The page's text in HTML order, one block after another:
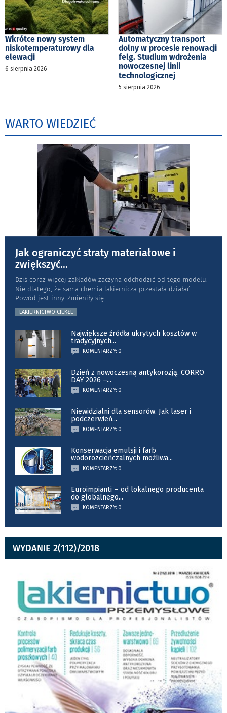
Wkrótce nowy system
niskotemperaturowy dla
elewacji
6 sierpnia 2026
Automatyczny transport
dolny w procesie renowacji
felg. Studium wdrożenia
nowoczesnej linii
technologicznej
5 sierpnia 2026
WARTO WIEDZIEĆ
Jak ograniczyć straty materiałowe i
zwiększyć...
Dziś coraz więcej zakładów zaczyna odchodzić od tego modelu.
Nie dlatego, że sama chemia lakiernicza przestała działać.
Powód jest inny. Zmieniły się...
LAKIERNICTWO CIEKŁE
Największe źródła ukrytych kosztów w
tradycyjnych...
KOMENTARZY: 0
Dzień z nowoczesną antykorozją. CORRO
DAY 2026 –...
KOMENTARZY: 0
Niewidzialni dla sensorów. Jak laser i
podczerwień...
KOMENTARZY: 0
Konserwacja emulsji i farb
wodorozcieńczalnych możliwa...
KOMENTARZY: 0
Euroimpianti – od lokalnego producenta
do globalnego...
KOMENTARZY: 0
WYDANIE 2(112)/2018